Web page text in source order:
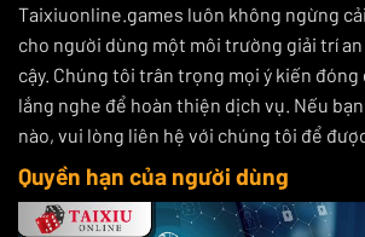
Taixiuonline.games luôn không ngừng
cho người dùng một môi trường giải trí
cậy. Chúng tôi trân trọng mọi ý kiến đóng
lắng nghe để hoàn thiện dịch vụ. Nếu
nào, vui lòng liên hệ với chúng tôi để
Quyền hạn của người dùng